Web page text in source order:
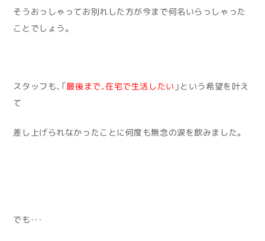
そうおっしゃってお別れした方が今まで何名いらっしゃった
ことでしょう。
スタッフも、「 最後まで、在宅で生活したい 」という希望を叶え
て
差し上げられなかったことに何度も無念の涙を飲みました。
でも・・・